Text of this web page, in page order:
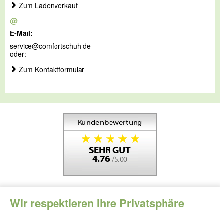
Wir respektieren Ihre Privatsphäre
Zum Ladenverkauf
@
E-Mail:
service@comfortschuh.de
oder:
Zum Kontaktformular